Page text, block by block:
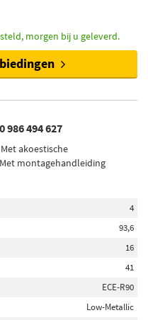
morgen bij u geleverd.
986 494 627
akoestische
montagehandleiding
4
93,6
16
41
ECE-R90
Low-Metallic